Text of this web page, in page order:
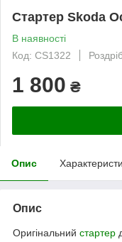
Стартер Skoda
В наявності
Код: CS1322
1 800 ₴
Опис
Опис
Оригінальний стартер